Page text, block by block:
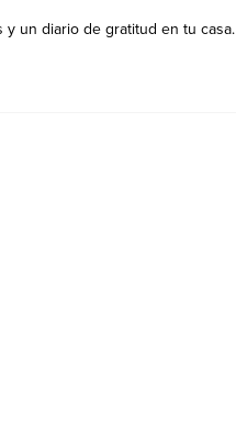
un diario de gratitud en tu casa.